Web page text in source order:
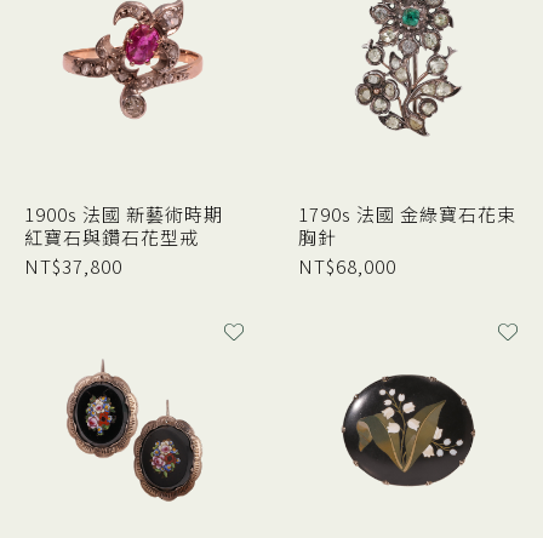
1900s 法國 新藝術時期
紅寶石與鑽石花型戒
NT$37,800
1790s 法國 金綠寶石花束
胸針
NT$68,000